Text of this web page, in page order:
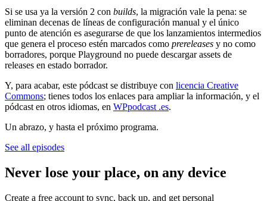
Si se usa ya la versión 2 con builds, la migración vale la pena: se
eliminan decenas de líneas de configuración manual y el único
punto de atención es asegurarse de que los lanzamientos intermedios
que genera el proceso estén marcados como prereleases y no como
borradores, porque Playground no puede descargar assets de
releases en estado borrador.
Y, para acabar, este pódcast se distribuye con licencia Creative
Commons; tienes todos los enlaces para ampliar la información, y el
pódcast en otros idiomas, en WPpodcast .es.
Un abrazo, y hasta el próximo programa.
See all episodes
Never lose your place, on any device
Create a free account to sync, back up, and get personal